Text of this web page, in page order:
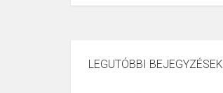
LEGUTÓBBI BEJEGYZÉSEK